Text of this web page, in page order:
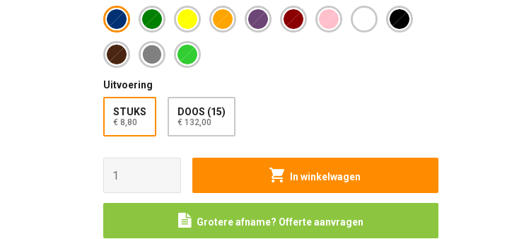
Uitvoering
STUKS
€ 8,80
DOOS (15)
€ 132,00
In winkelwagen
Grotere afname? Offerte aanvragen